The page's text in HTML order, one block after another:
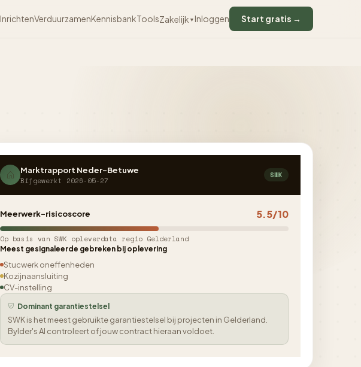
InrichtenVerduurzamenKennisbankToolsZakelijk ▼ Inloggen Start gratis →
Marktrapport Neder-Betuwe
Bijgewerkt 2026-05-27
SWK
Meerwerk-risicoscore 5.5/10
Op basis van SWK opleverdata regio Gelderland
Meest gesignaleerde gebreken bij oplevering
Stucwerk oneffenheden
Kozijnaansluiting
CV-instelling
Dominant garantiestelsel
SWK is het meest gebruikte garantiestelsel bij projecten in Gelderland.
Bylder's AI controleert of jouw contract hieraan voldoet.